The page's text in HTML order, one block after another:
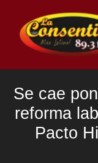
contenido
Se cae
reforma
Pacto